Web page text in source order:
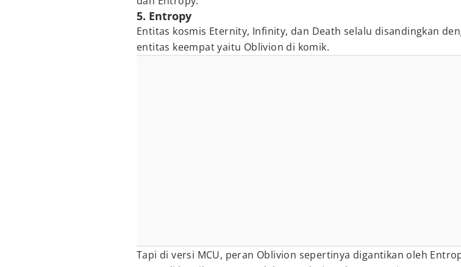
5. Entropy
Entitas kosmis Eternity, Infinity, dan Death selalu disandingkan
entitas keempat yaitu Oblivion di komik.
Tapi di versi MCU, peran Oblivion sepertinya digantikan oleh